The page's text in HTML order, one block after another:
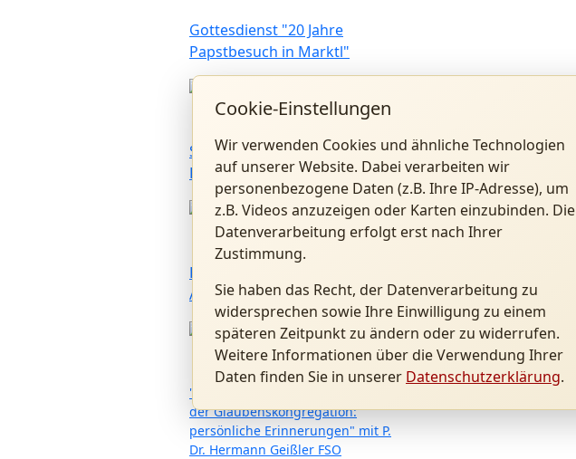
Gottesdienst "20 Jahre
Papstbesuch in Marktl"
26.07.2026
Sommerkonzert mit Konrad
Raischl und Band
01.07.2026
Benedikt XVI. Forum in
Altötting
28.06.2026
"Kardinal Ratzinger als Präfekt
der Glaubenskongregation:
persönliche Erinnerungen" mit P.
Dr. Hermann Geißler FSO
Cookie-Einstellungen
Wir verwenden Cookies und ähnliche Technologien
auf unserer Website. Dabei verarbeiten wir
personenbezogene Daten (z.B. Ihre IP-Adresse), um
z.B. Videos anzuzeigen oder Karten einzubinden. Die
Datenverarbeitung erfolgt erst nach Ihrer
Zustimmung.
Sie haben das Recht, der Datenverarbeitung zu
widersprechen sowie Ihre Einwilligung zu einem
späteren Zeitpunkt zu ändern oder zu widerrufen.
Weitere Informationen über die Verwendung Ihrer
Daten finden Sie in unserer Datenschutzerklärung.